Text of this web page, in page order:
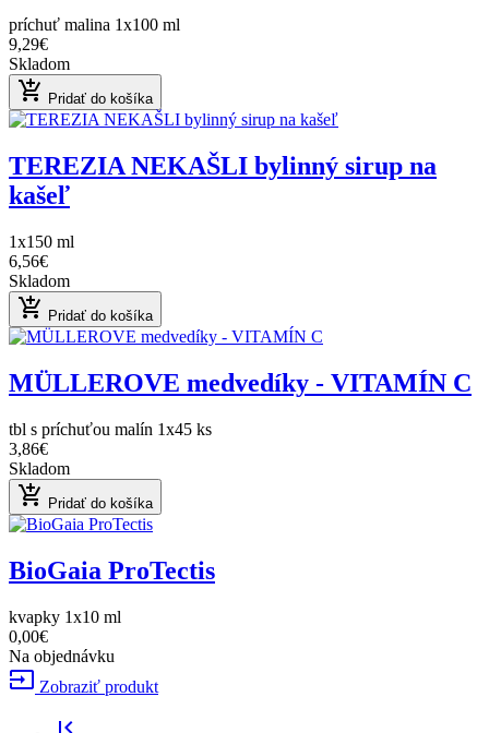
príchuť malina 1x100 ml
9,29€
Skladom
add_shopping_cart Pridať do košíka
TEREZIA NEKAŠLI bylinný sirup na
kašeľ
1x150 ml
6,56€
Skladom
add_shopping_cart Pridať do košíka
MÜLLEROVE medvedíky - VITAMÍN C
tbl s príchuťou malín 1x45 ks
3,86€
Skladom
add_shopping_cart Pridať do košíka
BioGaia ProTectis
kvapky 1x10 ml
0,00€
Na objednávku
input Zobraziť produkt
first_page